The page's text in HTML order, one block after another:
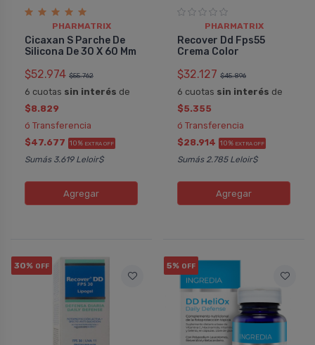
PHARMATRIX
Cicaxan S Parche De
Silicona De 30 X 60 Mm
$52.974 $55.762
6 cuotas sin interés de
$8.829
ó Transferencia
$47.677 10% EXTRA OFF
Sumás 3.619 Leloir$
Agregar
PHARMATRIX
Recover Dd Fps55
Crema Color
$32.127 $45.896
6 cuotas sin interés de
$5.355
ó Transferencia
$28.914 10% EXTRA OFF
Sumás 2.785 Leloir$
Agregar
30% OFF 5% OFF